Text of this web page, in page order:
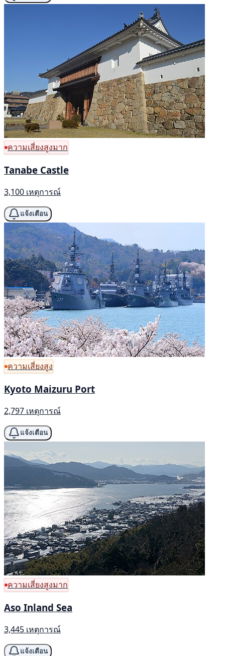
ความเสี่ยงสูงมาก
Tanabe Castle
3,100 เหตุการณ์
แจ้งเตือน
ความเสี่ยงสูง
Kyoto Maizuru Port
2,797 เหตุการณ์
แจ้งเตือน
ความเสี่ยงสูงมาก
Aso Inland Sea
3,445 เหตุการณ์
แจ้งเตือน